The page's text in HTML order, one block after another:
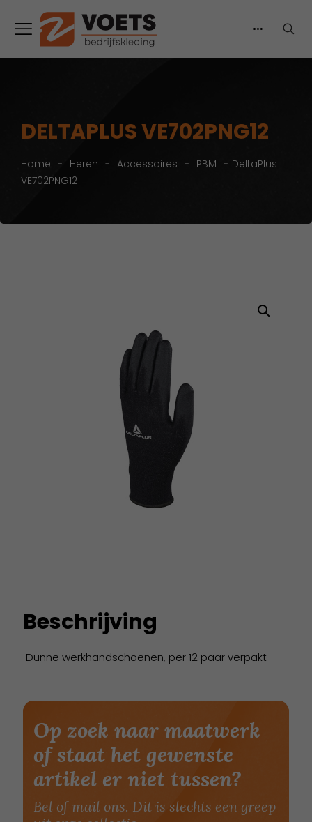
DELTAPLUS VE702PNG12
Home - Heren - Accessoires - PBM - DeltaPlus
VE702PNG12
Beschrijving
Dunne werkhandschoenen, per 12 paar verpakt
Op zoek naar maatwerk
of staat het gewenste
artikel er niet tussen?
Bel of mail ons. Dit is slechts een greep